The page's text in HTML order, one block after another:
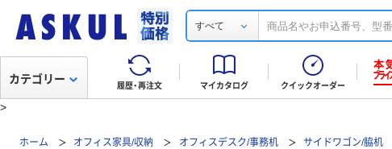
すべて
履歴・再注文 マイカタログ クイックオーダー
カテゴリー
>
ホーム オフィス家具/収納 オフィスデスク/事務机 サイドワゴン/脇机